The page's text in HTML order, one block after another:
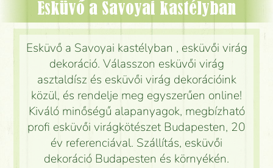
Esküvő a Savoyai kastélyban
Esküvő a Savoyai kastélyban , esküvői virág
dekoráció. Válasszon esküvői virág
asztaldísz és esküvői virág dekorációink
közül, és rendelje meg egyszerűen online!
Kiváló minőségű alapanyagok, megbízható
profi esküvői virágkötészet Budapesten, 20
év referenciával. Szállítás, esküvői
dekoráció Budapesten és környékén.